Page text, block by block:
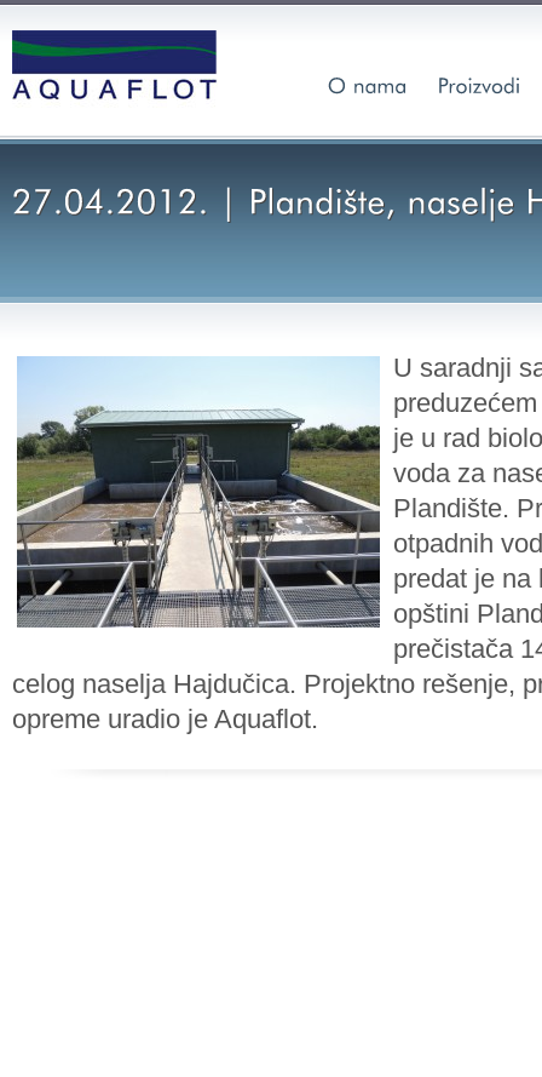
U saradnji
je u rad
voda za
Plandište.
otpadnih
predat je na
opštini
prečistača
celog naselja Hajdučica. Projektno rešenje,
opreme uradio je Aquaflot.